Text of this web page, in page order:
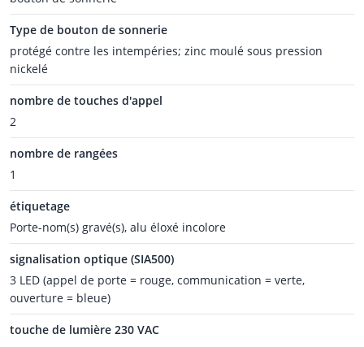
Type de bouton de sonnerie
protégé contre les intempéries; zinc moulé sous pression
nickelé
nombre de touches d'appel
2
nombre de rangées
1
étiquetage
Porte-nom(s) gravé(s), alu éloxé incolore
signalisation optique (SIA500)
3 LED (appel de porte = rouge, communication = verte,
ouverture = bleue)
touche de lumière 230 VAC